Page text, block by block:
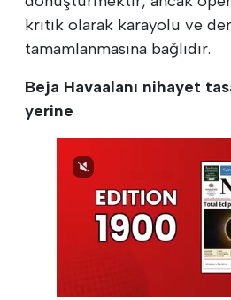
kritik olarak karayolu ve
tamamlanmasına bağlıdır.
Beja Havaalanı nihayet
yerine